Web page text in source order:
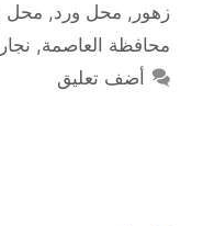
زهور , محل ورد, محل
محافظة العاصمة,
أضف تعليق